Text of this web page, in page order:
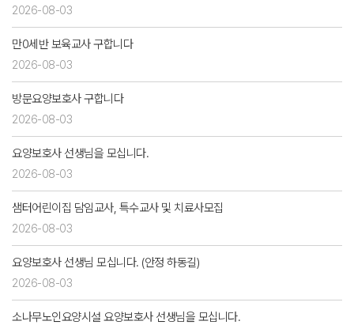
2026-08-03
만0세반 보육교사 구합니다
2026-08-03
방문요양보호사 구합니다
2026-08-03
요양보호사 선생님을 모십니다.
2026-08-03
샘터어린이집 담임교사, 특수교사 및 치료사모집
2026-08-03
요양보호사 선생님 모십니다. (안정 하동길)
2026-08-03
소나무노인요양시설 요양보호사 선생님을 모십니다.